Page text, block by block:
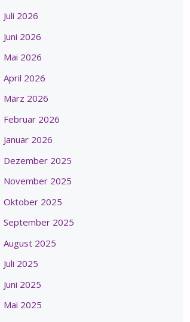
Juli 2026
Juni 2026
Mai 2026
April 2026
März 2026
Februar 2026
Januar 2026
Dezember 2025
November 2025
Oktober 2025
September 2025
August 2025
Juli 2025
Juni 2025
Mai 2025